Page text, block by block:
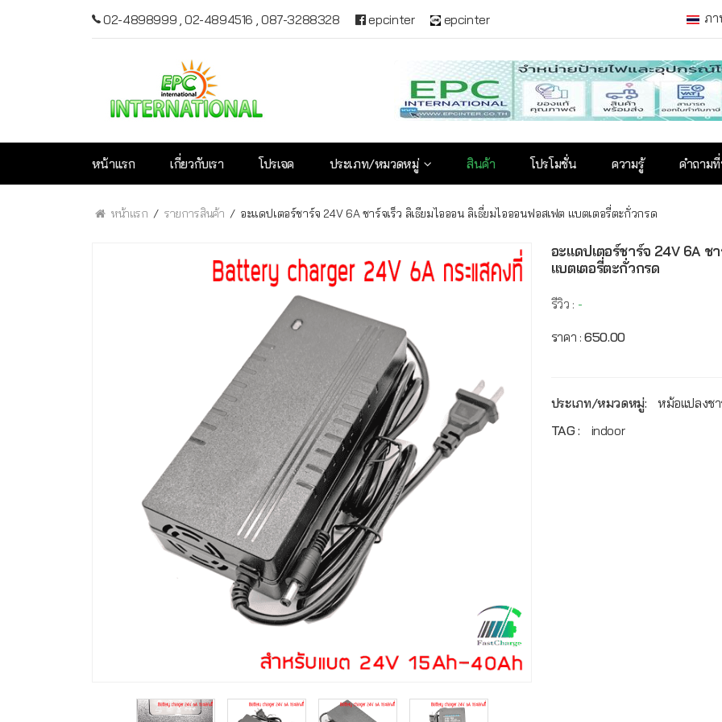
02-4898999 ,02-4894516 087-3288328 epcinter epcinter ภา
หน้าแรก เกี่ยวกับเรา โปรเจค ประเภท/หมวดหมู่ สินค้า โปรโมชั่น ความรู้ คำถาม
หน้าแรก รายการสินค้า อะแดปเตอร์ชาร์จ 24V 6A ชาร์จเร็ว ลิเธียมไอออน ลิเธี่ยมไอออนฟอสเฟต แบตเตอรี่ตะกั่วกรด
อะแดปเตอร์ชาร์จ 24V 6A ชา
แบตเตอรี่ตะกั่วกรด
รีวิว : -
ราคา :650.00
ประเภท/หมวดหมู่:
หม้อแปลงชา
TAG :
indoor